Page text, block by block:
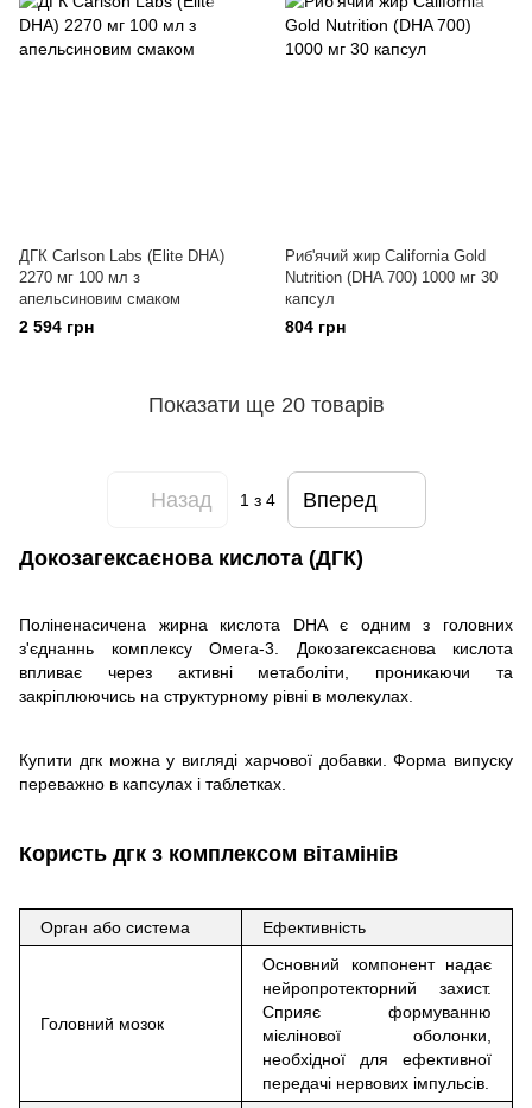
ДГК Carlson Labs (Elite DHA)
2270 мг 100 мл з
апельсиновим смаком
2 594 грн
Риб'ячий жир California Gold
Nutrition (DHA 700) 1000 мг 30
капсул
804 грн
Показати ще 20 товарів
Назад 1 з 4 Вперед
Докозагексаєнова кислота (ДГК)
Поліненасичена жирна кислота DHA є одним з головних
з'єднаннь комплексу Омега-3. Докозагексаєнова кислота
впливає через активні метаболіти, проникаючи та
закріплюючись на структурному рівні в молекулах.
Купити дгк можна у вигляді харчової добавки. Форма випуску
переважно в капсулах і таблетках.
Користь дгк з комплексом вітамінів
Орган або система Ефективність
Головний мозок
Основний компонент надає
нейропротекторний захист.
Сприяє формуванню
мієлінової оболонки,
необхідної для ефективної
передачі нервових імпульсів.